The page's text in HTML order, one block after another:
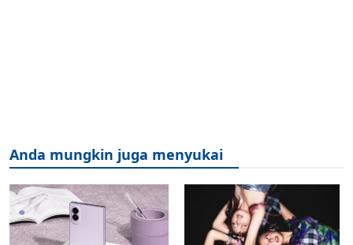
Anda mungkin juga menyukai